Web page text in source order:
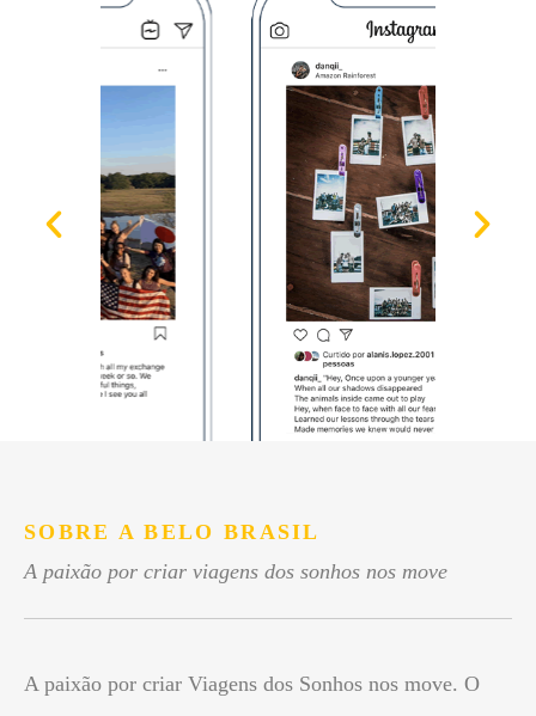
SOBRE A BELO BRASIL
A paixão por criar viagens dos sonhos nos move
A paixão por criar Viagens dos Sonhos nos move. O